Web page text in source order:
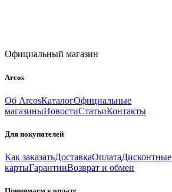
Официальный магазин
Arcos
Об ArcosКаталогОфициальные
магазиныНовостиСтатьиКонтакты
Для покупателей
Как заказатьДоставкаОплатаДисконтные
картыГарантииВозврат и обмен